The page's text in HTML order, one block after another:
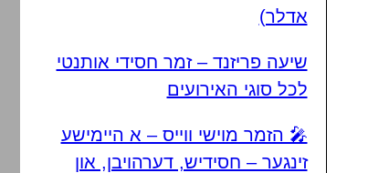
אדלר)
שיעה פריזנד – זמר חסידי אותנטי
לכל סוגי האירועים
🎤 הזמר מוישי ווייס – א היימישע
זינגער – חסידיש, דערהויבן, און